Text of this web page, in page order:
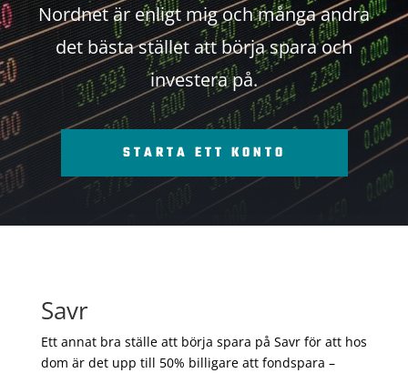
Nordnet är enligt mig och många andra
det bästa stället att börja spara och
investera på.
STARTA ETT KONTO
Savr
Ett annat bra ställe att börja spara på Savr för att hos
dom är det upp till 50% billigare att fondspara –